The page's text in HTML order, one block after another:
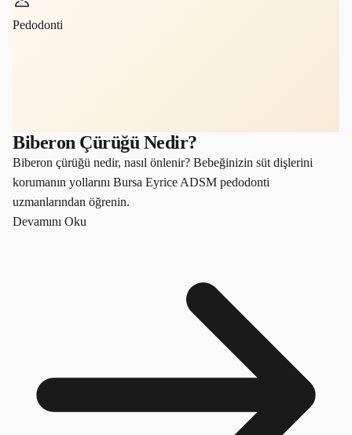
Pedodonti
Biberon Çürüğü Nedir?
Biberon çürüğü nedir, nasıl önlenir? Bebeğinizin süt dişlerini
korumanın yollarını Bursa Eyrice ADSM pedodonti
uzmanlarından öğrenin.
Devamını Oku